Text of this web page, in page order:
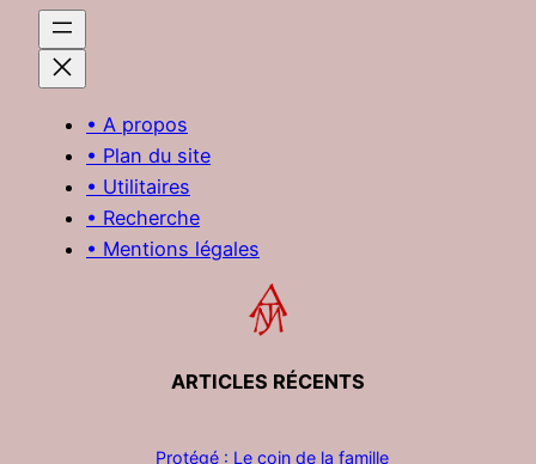
• A propos
• Plan du site
• Utilitaires
• Recherche
• Mentions légales
ARTICLES RÉCENTS
Protégé : Le coin de la famille